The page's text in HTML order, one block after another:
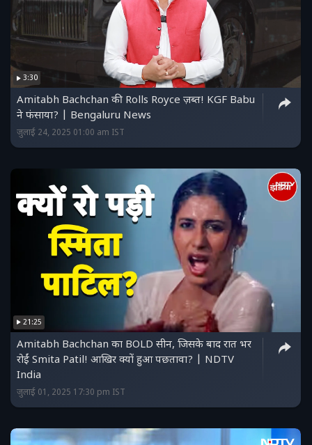
3:30
Amitabh Bachchan की Rolls Royce ज़ब्त! KGF Babu
ने फंसाया? | Bengaluru News
जुलाई 24, 2025 01:00 am IST
21:25
Amitabh Bachchan का BOLD सीन, जिसके बाद रात भर
रोईं Smita Patil! आखिर क्यों हुआ पछतावा? | NDTV
India
जुलाई 01, 2025 17:30 pm IST